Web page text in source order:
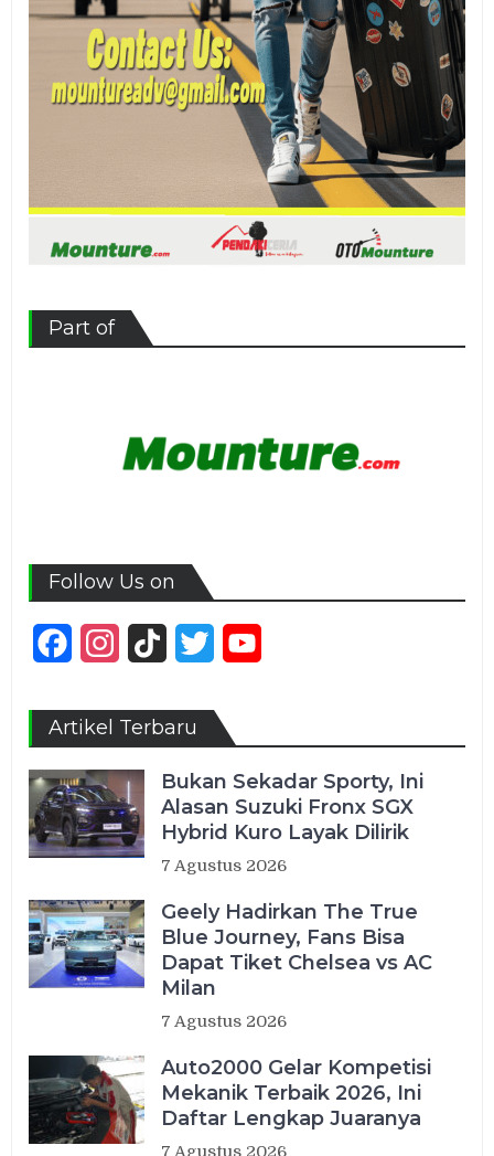
Part of
Follow Us on
FacebookInstagram
TikTok Twitter
Artikel Terbaru
Bukan Sekadar Sporty, Ini
Alasan Suzuki Fronx SGX
Hybrid Kuro Layak Dilirik
7 Agustus 2026
Geely Hadirkan The True
Blue Journey, Fans Bisa
Dapat Tiket Chelsea vs AC
Milan
7 Agustus 2026
Auto2000 Gelar Kompetisi
Mekanik Terbaik 2026, Ini
Daftar Lengkap Juaranya
7 Agustus 2026